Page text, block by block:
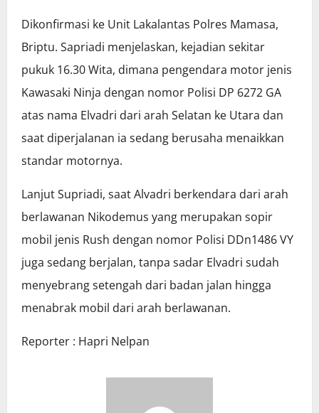
Dikonfirmasi ke Unit Lakalantas Polres Mamasa,
Briptu. Sapriadi menjelaskan, kejadian sekitar
pukuk 16.30 Wita, dimana pengendara motor jenis
Kawasaki Ninja dengan nomor Polisi DP 6272 GA
atas nama Elvadri dari arah Selatan ke Utara dan
saat diperjalanan ia sedang berusaha menaikkan
standar motornya.
Lanjut Supriadi, saat Alvadri berkendara dari arah
berlawanan Nikodemus yang merupakan sopir
mobil jenis Rush dengan nomor Polisi DDn1486 VY
juga sedang berjalan, tanpa sadar Elvadri sudah
menyebrang setengah dari badan jalan hingga
menabrak mobil dari arah berlawanan.
Reporter : Hapri Nelpan